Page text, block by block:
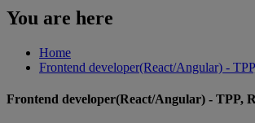
You are here
Home
Frontend developer(React/Angular) -
Frontend developer(React/Angular) - TPP,